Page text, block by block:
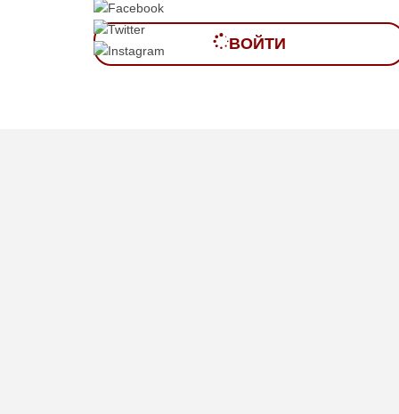
ВОЙТИ